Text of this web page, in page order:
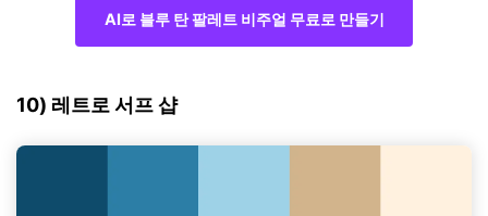
AI로 블루 탄 팔레트 비주얼 무료로 만들기
10) 레트로 서프 샵